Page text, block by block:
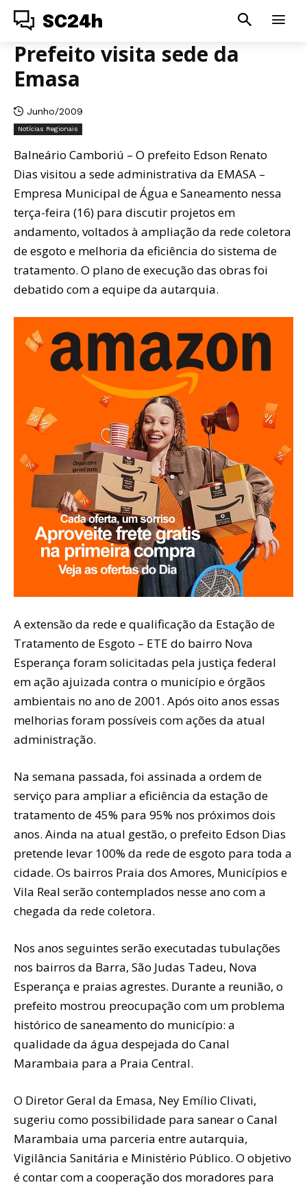
SC24h
Prefeito visita sede da
Emasa
Junho/2009
Notícias Regionais
Balneário Camboriú – O prefeito Edson Renato
Dias visitou a sede administrativa da EMASA –
Empresa Municipal de Água e Saneamento nessa
terça-feira (16) para discutir projetos em
andamento, voltados à ampliação da rede coletora
de esgoto e melhoria da eficiência do sistema de
tratamento. O plano de execução das obras foi
debatido com a equipe da autarquia.
A extensão da rede e qualificação da Estação de
Tratamento de Esgoto – ETE do bairro Nova
Esperança foram solicitadas pela justiça federal
em ação ajuizada contra o município e órgãos
ambientais no ano de 2001. Após oito anos essas
melhorias foram possíveis com ações da atual
administração.
Na semana passada, foi assinada a ordem de
serviço para ampliar a eficiência da estação de
tratamento de 45% para 95% nos próximos dois
anos. Ainda na atual gestão, o prefeito Edson Dias
pretende levar 100% da rede de esgoto para toda a
cidade. Os bairros Praia dos Amores, Municípios e
Vila Real serão contemplados nesse ano com a
chegada da rede coletora.
Nos anos seguintes serão executadas tubulações
nos bairros da Barra, São Judas Tadeu, Nova
Esperança e praias agrestes. Durante a reunião, o
prefeito mostrou preocupação com um problema
histórico de saneamento do município: a
qualidade da água despejada do Canal
Marambaia para a Praia Central.
O Diretor Geral da Emasa, Ney Emílio Clivati,
sugeriu como possibilidade para sanear o Canal
Marambaia uma parceria entre autarquia,
Vigilância Sanitária e Ministério Público. O objetivo
é contar com a cooperação dos moradores para